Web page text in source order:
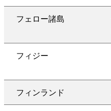
フェロー諸島
フィジー
フィンランド